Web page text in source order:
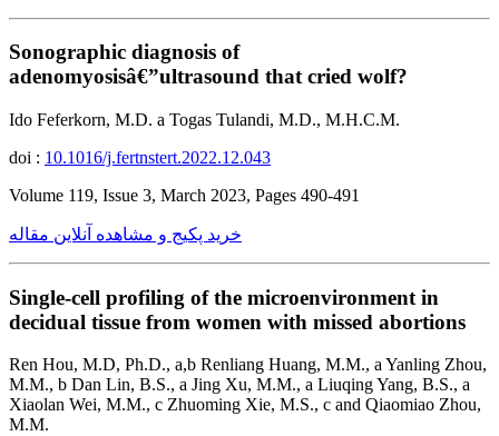
Sonographic diagnosis of
adenomyosisâ€”ultrasound that cried wolf?
Ido Feferkorn, M.D. a Togas Tulandi, M.D., M.H.C.M.
doi : 10.1016/j.fertnstert.2022.12.043
Volume 119, Issue 3, March 2023, Pages 490-491
خرید پکیج و مشاهده آنلاین مقاله
Single-cell profiling of the microenvironment in
decidual tissue from women with missed abortions
Ren Hou, M.D, Ph.D., a,b Renliang Huang, M.M., a Yanling Zhou,
M.M., b Dan Lin, B.S., a Jing Xu, M.M., a Liuqing Yang, B.S., a
Xiaolan Wei, M.M., c Zhuoming Xie, M.S., c and Qiaomiao Zhou,
M.M.